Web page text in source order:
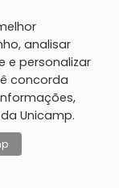
analisar
e personalizar
concorda
Unicamp.